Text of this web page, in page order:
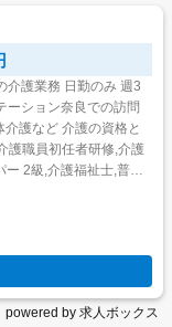
護の資格と
ー 2級,介護福祉士,普通
powered by 求人ボックス